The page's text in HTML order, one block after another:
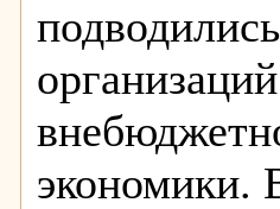
экономики.